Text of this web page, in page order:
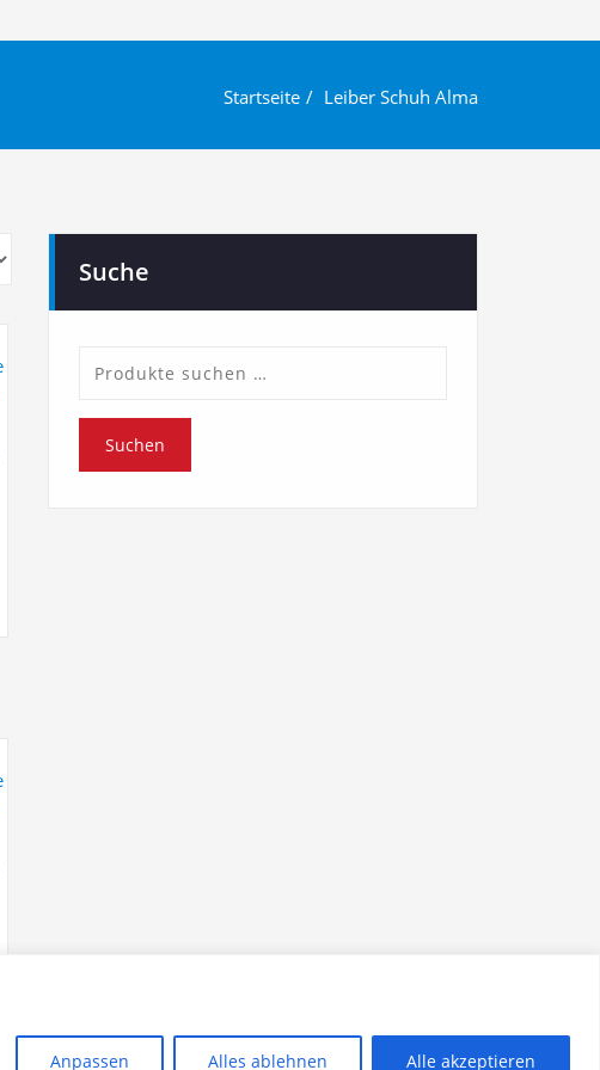
Anpassen Alles ablehnen Alle akzeptieren
Startseite Leiber Schuh Alma
Suche
nach:
Suchen